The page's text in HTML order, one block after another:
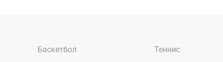
Баскетбол Теннис